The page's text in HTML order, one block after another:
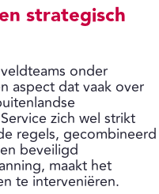
strategisch
onder
aspect dat vaak over
zich wel strikt
regels, gecombineerd
beveiligd
maakt het
te interveniëren.